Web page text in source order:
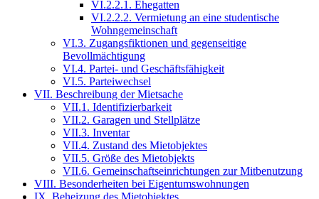
VI.2.2.1. Ehegatten
VI.2.2.2. Vermietung an eine studentische
Wohngemeinschaft
VI.3. Zugangsfiktionen und gegenseitige
Bevollmächtigung
VI.4. Partei- und Geschäftsfähigkeit
VI.5. Parteiwechsel
VII. Beschreibung der Mietsache
VII.1. Identifizierbarkeit
VII.2. Garagen und Stellplätze
VII.3. Inventar
VII.4. Zustand des Mietobjektes
VII.5. Größe des Mietobjekts
VII.6. Gemeinschaftseinrichtungen zur Mitbenutzung
VIII. Besonderheiten bei Eigentumswohnungen
IX. Beheizung des Mietobjektes